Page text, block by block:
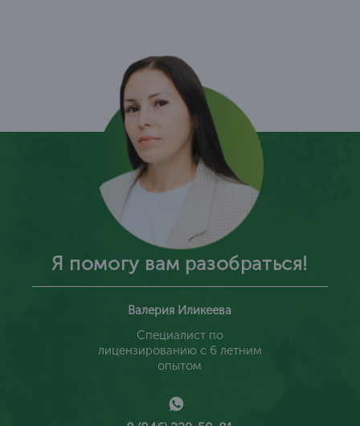
Я помогу вам разобраться!
Валерия Иликеева
Специалист по
лицензированию с 6 летним
опытом